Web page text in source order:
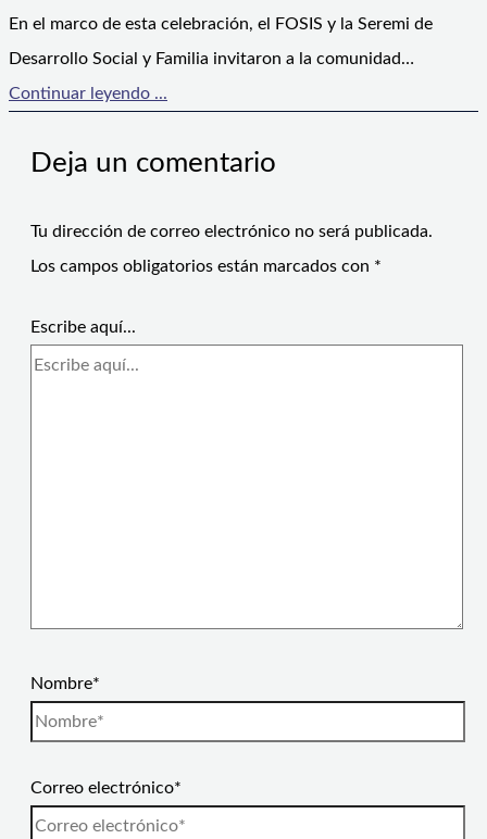
En el marco de esta celebración, el FOSIS y la Seremi de
Desarrollo Social y Familia invitaron a la comunidad…
Continuar leyendo ...
Deja un comentario
Tu dirección de correo electrónico no será publicada.
Los campos obligatorios están marcados con *
Escribe aquí...
Nombre*
Correo electrónico*